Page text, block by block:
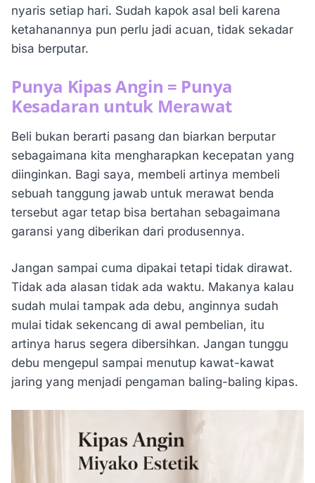
nyaris setiap hari. Sudah kapok asal beli karena
ketahanannya pun perlu jadi acuan, tidak sekadar
bisa berputar.
Punya Kipas Angin = Punya
Kesadaran untuk Merawat
Beli bukan berarti pasang dan biarkan berputar
sebagaimana kita mengharapkan kecepatan yang
diinginkan. Bagi saya, membeli artinya membeli
sebuah tanggung jawab untuk merawat benda
tersebut agar tetap bisa bertahan sebagaimana
garansi yang diberikan dari produsennya.
Jangan sampai cuma dipakai tetapi tidak dirawat.
Tidak ada alasan tidak ada waktu. Makanya kalau
sudah mulai tampak ada debu, anginnya sudah
mulai tidak sekencang di awal pembelian, itu
artinya harus segera dibersihkan. Jangan tunggu
debu mengepul sampai menutup kawat-kawat
jaring yang menjadi pengaman baling-baling kipas.